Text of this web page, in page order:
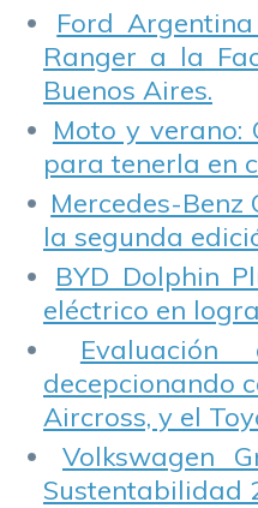
Ford
Ranger a la
Buenos Aires.
Moto y verano:
para tenerla en
Mercedes-
la segunda
BYD Dolphin
eléctrico en
decepcionando
Aircross, y el
Volkswagen
Sustentabilidad